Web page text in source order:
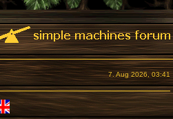
7. Aug 2026, 03:41